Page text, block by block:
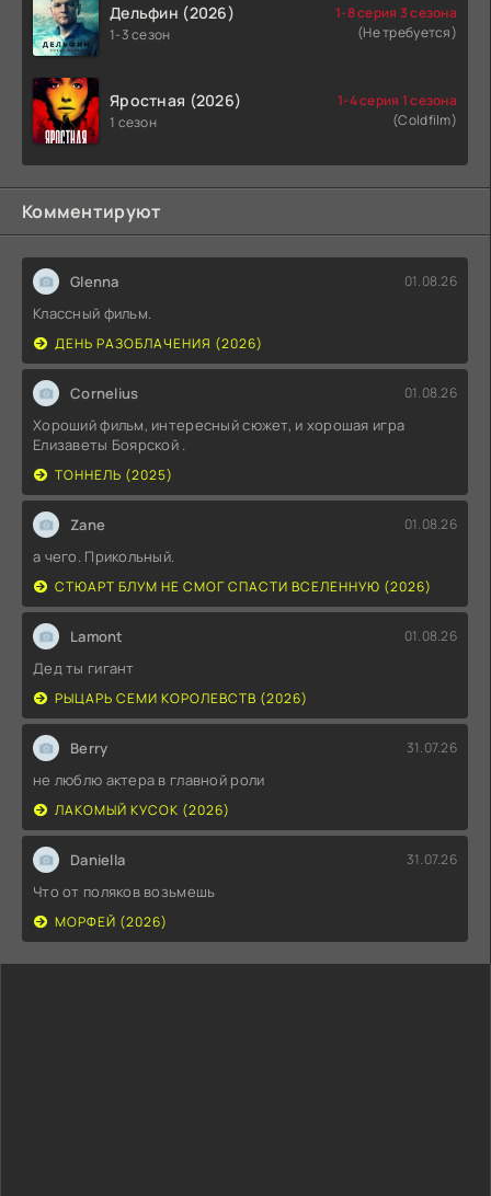
Дельфин (2026)
1-3 сезон
1-8 серия 3 сезона
(Не требуется)
Яростная (2026)
1 сезон
1-4 серия 1 сезона
(Coldfilm)
Комментируют
Glenna 01.08.26
Классный фильм.
ДЕНЬ РАЗОБЛАЧЕНИЯ (2026)
Cornelius 01.08.26
Хороший фильм, интересный сюжет, и хорошая игра
Елизаветы Боярской .
ТОННЕЛЬ (2025)
Zane 01.08.26
а чего. Прикольный.
СТЮАРТ БЛУМ НЕ СМОГ СПАСТИ ВСЕЛЕННУЮ (2026)
Lamont 01.08.26
Дед ты гигант
РЫЦАРЬ СЕМИ КОРОЛЕВСТВ (2026)
Berry 31.07.26
не люблю актера в главной роли
ЛАКОМЫЙ КУСОК (2026)
Daniella 31.07.26
Что от поляков возьмешь
МОРФЕЙ (2026)